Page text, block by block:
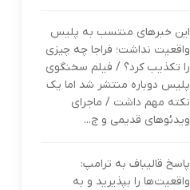
این خبرهای منتسب به پلیس
واقعیت نداشت؛ فراجا چه چیزی
را تکذیب کرد؟ / فیلم سخنگوی
پلیس دوباره منتشر شد اما یک
نکته مهم داشت / ماجرای
ویدئوهای قدیمی و ج...
پاسخ قالیباف به ترامپ:
واقعیت‌ها را بپذیرید و به